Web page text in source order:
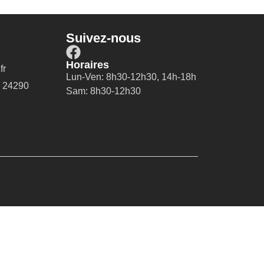
24290
Suivez-nous
Horaires
Lun-Ven: 8h30-12h30, 14h-18h
Sam: 8h30-12h30